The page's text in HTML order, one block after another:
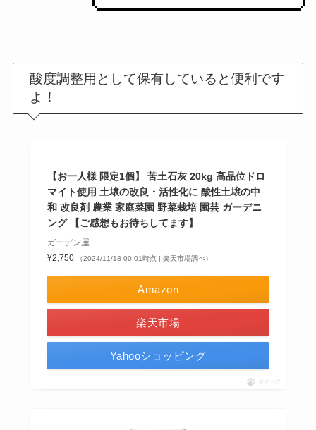
酸度調整用として保有していると便利です
よ！
【お一人様 限定1個】 苦土石灰 20kg 高品位ドロ
マイト使用 土壌の改良・活性化に 酸性土壌の中
和 改良剤 農業 家庭菜園 野菜栽培 園芸 ガーデニ
ング 【ご感想もお待ちしてます】
ガーデン屋
¥2,750
（2024/11/18 00:01時点 | 楽天市場調べ）
Amazon
楽天市場
Yahooショッピング
ポチップ